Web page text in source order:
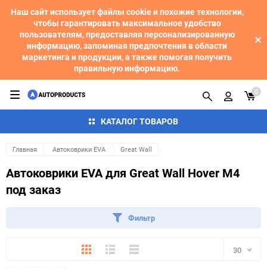
Наш сайт использует файлы cookie и похожие технологии,
чтобы гарантировать максимальное удобство
пользователям, предоставляя персонализированную
информацию, запоминая предпочтения в области
маркетинга и продукции, а также помогая получить
правильную информацию.
КАТАЛОГ ТОВАРОВ
0
Главная Автоковрики EVA Great Wall
Автоковрики EVA для Great Wall Hover M4
под заказ
Фильтр
ПлиткаПодробноКомпактно 30